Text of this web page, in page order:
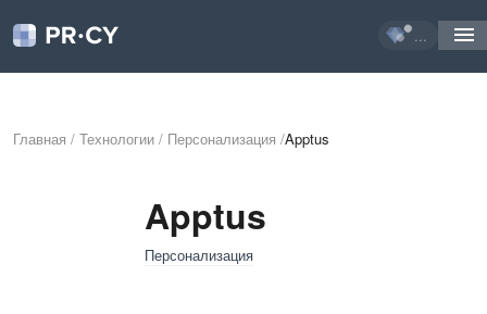
...
Главная / Технологии / Персонализация /Apptus
Apptus
Персонализация